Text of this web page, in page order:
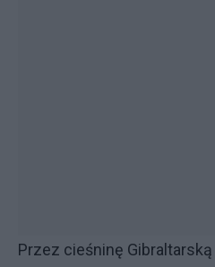
Przez cieśninę